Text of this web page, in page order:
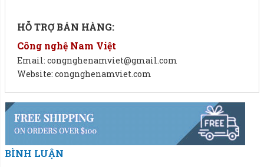
Giải pháp cân hiện đại, nâng tầm hiệu suất công việc.
HỖ TRỢ BÁN HÀNG:
Công nghệ Nam Việt
Email: congnghenamviet@gmail.com
Website: congnghenamviet.com
BÌNH LUẬN